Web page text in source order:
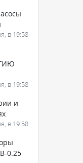
в 19:58
в 19:58
и
в 19:58
0.25